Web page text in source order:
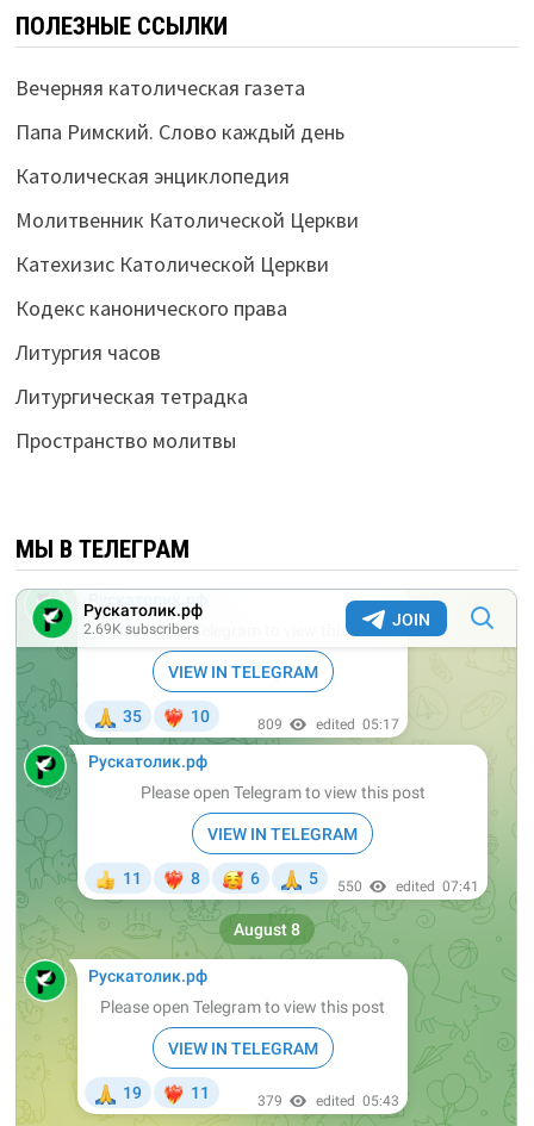
ПОЛЕЗНЫЕ ССЫЛКИ
Вечерняя католическая газета
Папа Римский. Слово каждый день
Католическая энциклопедия
Молитвенник Католической Церкви
Катехизис Католической Церкви
Кодекс канонического права
Литургия часов
Литургическая тетрадка
Пространство молитвы
МЫ В ТЕЛЕГРАМ